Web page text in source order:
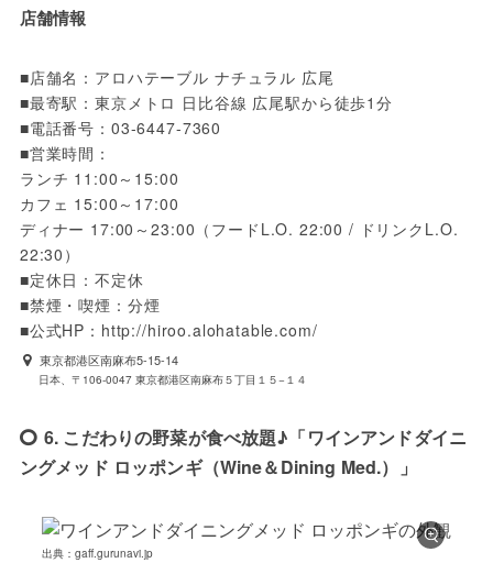
店舗情報
■店舗名：アロハテーブル ナチュラル 広尾
■最寄駅：東京メトロ 日比谷線 広尾駅から徒歩1分
■電話番号：03-6447-7360
■営業時間：
ランチ 11:00～15:00
カフェ 15:00～17:00
ディナー 17:00～23:00（フードL.O. 22:00 / ドリンクL.O.
22:30）
■定休日：不定休
■禁煙・喫煙：分煙
■公式HP：http://hiroo.alohatable.com/
東京都港区南麻布5-15-14
日本、〒106-0047 東京都港区南麻布５丁目１５−１４
6. こだわりの野菜が食べ放題♪「ワインアンドダイニ
ングメッド ロッポンギ（Wine＆Dining Med.）」
出典：gaff.gurunavi.jp